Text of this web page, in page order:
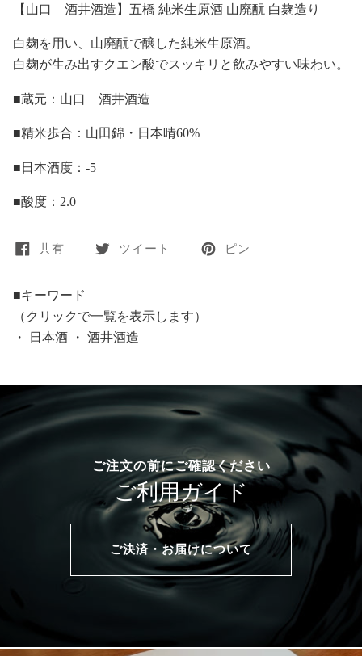
【山口 酒井酒造】五橋 純米生原酒 山廃酛 白麹造り
白麹を用い、山廃酛で醸した純米生原酒。
白麹が生み出すクエン酸でスッキリと飲みやすい味わい。
■蔵元：山口 酒井酒造
■精米歩合：山田錦・日本晴60%
■日本酒度：-5
■酸度：2.0
共有 ツイート ピン
■キーワード
（クリックで一覧を表示します）
・
日本酒 ・ 酒井酒造
ご注文の前にご確認ください
ご利用ガイド
ご決済・お届けについて